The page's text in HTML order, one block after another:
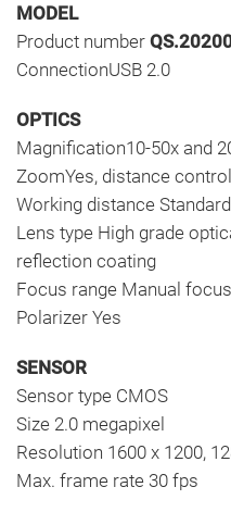
MODEL
Product number
ConnectionUSB 2.0
OPTICS
Magnification10-50x and
ZoomYes, distance
Working distance Standard
Lens type High grade
reflection coating
Focus range Manual
Polarizer Yes
SENSOR
Sensor type CMOS
Size 2.0 megapixel
Resolution 1600 x 1200,
Max. frame rate 30 fps